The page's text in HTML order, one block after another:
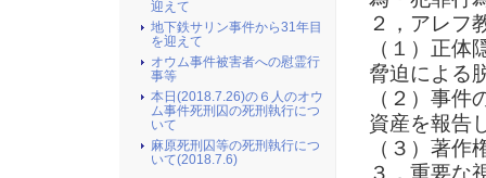
２，アレフ
（１）正
脅迫による
（２）事
資産を報告
（３）著作
３，重要な
迎えて
地下鉄サリン事件から31年目
を迎えて
オウム事件被害者への慰霊行
事等
本日(2018.7.26)の６人のオウ
ム事件死刑囚の死刑執行につ
いて
麻原死刑囚等の死刑執行につ
いて(2018.7.6)